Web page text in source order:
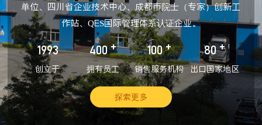
单位、四川省企业技术中心、成都市院士（专家）创新工
作站、QES国际管理体系认证企业。
1993
创立于
400 +
拥有员工
100 +
销售服务机构
80 +
出口国家地区
探索更多